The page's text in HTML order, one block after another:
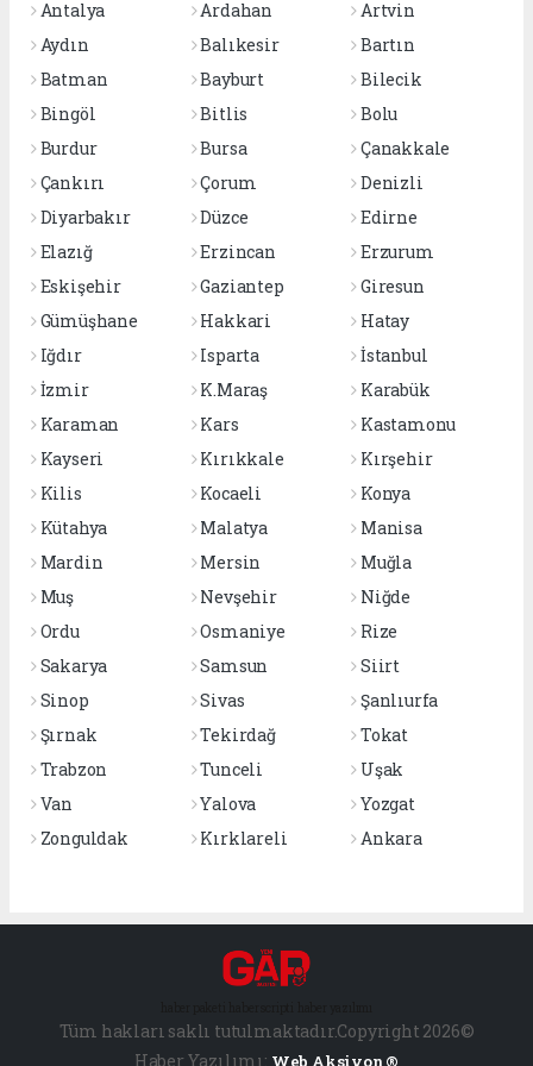
Antalya
Ardahan
Artvin
Aydın
Balıkesir
Bartın
Batman
Bayburt
Bilecik
Bingöl
Bitlis
Bolu
Burdur
Bursa
Çanakkale
Çankırı
Çorum
Denizli
Diyarbakır
Düzce
Edirne
Elazığ
Erzincan
Erzurum
Eskişehir
Gaziantep
Giresun
Gümüşhane
Hakkari
Hatay
Iğdır
Isparta
İstanbul
İzmir
K.Maraş
Karabük
Karaman
Kars
Kastamonu
Kayseri
Kırıkkale
Kırşehir
Kilis
Kocaeli
Konya
Kütahya
Malatya
Manisa
Mardin
Mersin
Muğla
Muş
Nevşehir
Niğde
Ordu
Osmaniye
Rize
Sakarya
Samsun
Siirt
Sinop
Sivas
Şanlıurfa
Şırnak
Tekirdağ
Tokat
Trabzon
Tunceli
Uşak
Van
Yalova
Yozgat
Zonguldak
Kırklareli Ankara
Tüm hakları saklı tutulmaktadır.Copyright 2026©
Haber Yazılımı: Web Aksiyon ®